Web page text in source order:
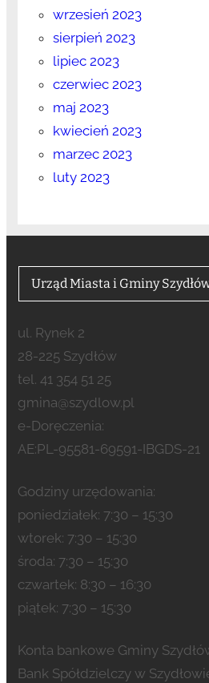
wrzesień 2023
sierpień 2023
lipiec 2023
czerwiec 2023
maj 2023
kwiecień 2023
marzec 2023
luty 2023
Urząd Miasta i Gminy
ul. Rynek 2
28-225 Szydłów
tel. 41 354 51 25
gmina@szydlow.pl
e-Doręczenia:
AE:PL-95581-69591-IBGDS-21
Godziny urzędowania:
poniedziałek: 7:30 – 15:30
wtorek: 7:30 – 15:30
środa: 7:30 – 15:30
czwartek: 8:30 – 16:30
piątek: 7:30 – 15:30
Konta bankowe Gminy
Bank Spółdzielczy w